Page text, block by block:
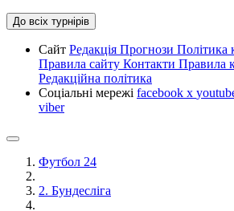
До всіх турнірів
Сайт Редакція Прогнози Політика
Правила сайту Контакти Правила
Редакційна політика
Соціальні мережі facebook x
viber
Футбол 24
2. Бундесліга